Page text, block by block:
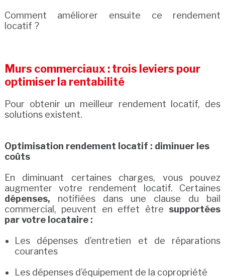
Comment améliorer ensuite ce rendement
locatif ?
Murs commerciaux : trois leviers pour
optimiser la rentabilité
Pour obtenir un meilleur rendement locatif, des
solutions existent.
Optimisation rendement locatif : diminuer les
coûts
En diminuant certaines charges, vous pouvez
augmenter votre rendement locatif. Certaines
dépenses, notifiées dans une clause du bail
commercial, peuvent en effet être supportées
par votre locataire :
Les dépenses d’entretien et de réparations
courantes
Les dépenses d’équipement de la copropriété